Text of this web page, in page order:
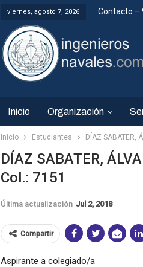
viernes, agosto 7, 2026 Contacto –
Inicio Organización
Inicio Estudiantes DÍAZ SABATER,
DÍAZ SABATER,
Col.: 7151
Última actualización Jul 2, 2018
Compartir
Aspirante a colegiado/a